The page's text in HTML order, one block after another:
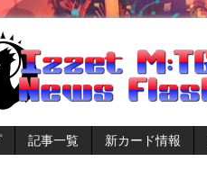
記事一覧 新カード情報